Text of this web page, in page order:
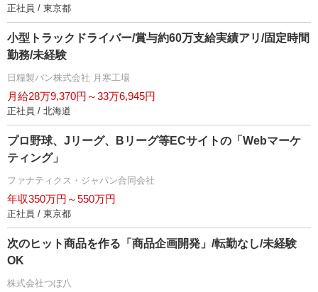
正社員 / 東京都
小型トラックドライバー/賞与約60万支給実績アリ/固定時間
勤務/未経験
日糧製パン株式会社 月寒工場
月給28万9,370円～33万6,945円
正社員 / 北海道
プロ野球、Jリーグ、Bリーグ等ECサイトの「Webマーケ
ティング」
ファナティクス・ジャパン合同会社
年収350万円～550万円
正社員 / 東京都
次のヒット商品を作る「商品企画開発」/転勤なし/未経験
OK
株式会社つぼ八